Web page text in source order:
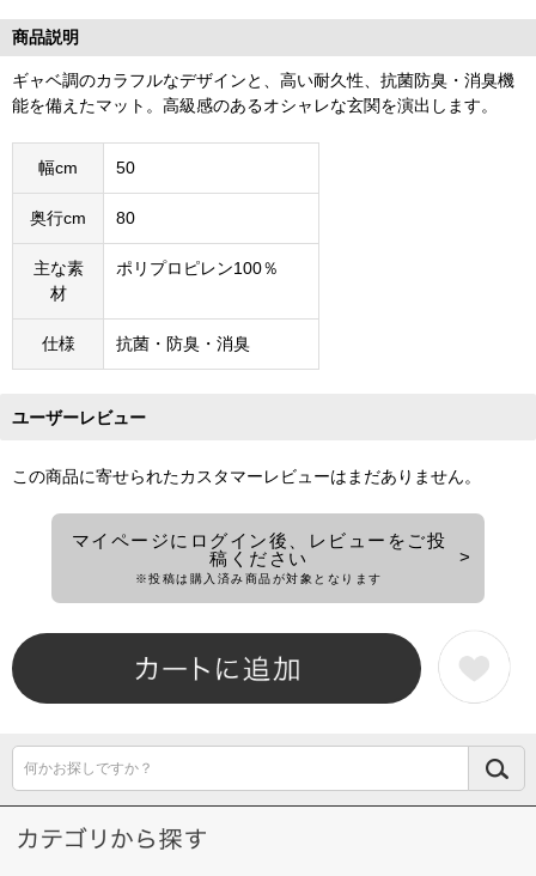
商品説明
ギャベ調のカラフルなデザインと、高い耐久性、抗菌防臭・消臭機
能を備えたマット。高級感のあるオシャレな玄関を演出します。
幅cm 50
奥行cm 80
主な素
材
ポリプロピレン100％
仕様 抗菌・防臭・消臭
ユーザーレビュー
この商品に寄せられたカスタマーレビューはまだありません。
マイページにログイン後、レビューをご投
稿ください
※投稿は購入済み商品が対象となります
何かお探しですか？